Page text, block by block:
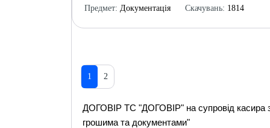
Предмет: Документація
Скачувань: 1814
1 2
ДОГОВІР TC "ДОГОВІР" на супровід касира
грошима та документами"